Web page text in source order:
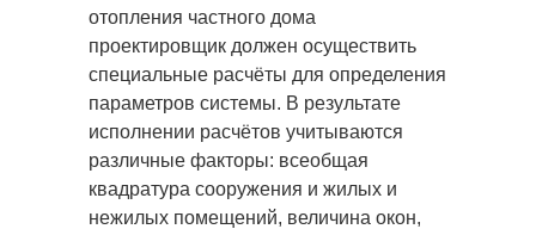
отопления частного дома
проектировщик должен осуществить
специальные расчёты для определения
параметров системы. В результате
исполнении расчётов учитываются
различные факторы: всеобщая
квадратура сооружения и жилых и
нежилых помещений, величина окон,